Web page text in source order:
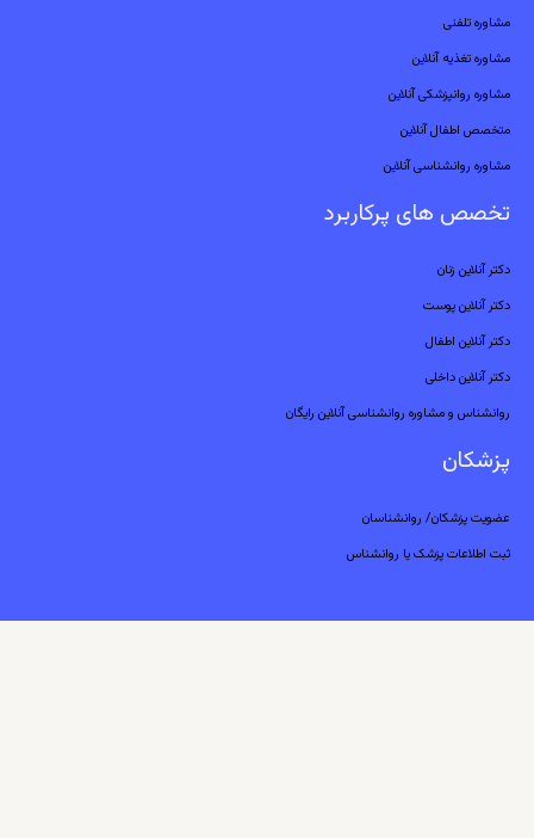
مشاوره تلفنی
مشاوره تغذیه آنلاین
مشاوره روانپزشکی آنلاین
متخصص اطفال آنلاین
مشاوره روانشناسی آنلاین
تخصص های پرکاربرد
دکتر آنلاین زنان
دکتر آنلاین پوست
دکتر آنلاین اطفال
دکتر آنلاین داخلی
روانشناس و مشاوره روانشناسی آنلاین رایگان
پزشکان
عضویت پزشکان/ روانشناسان
ثبت اطلاعات پزشک یا روانشناس